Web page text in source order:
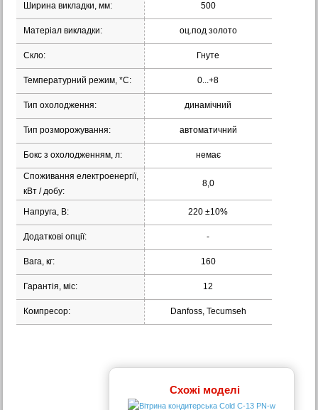
Ширина викладки, мм: 500
Матеріал викладки: оц.под золото
Скло: Гнуте
Температурний режим, *С: 0...+8
Тип охолодження: динамічний
Тип розморожування: автоматичний
Бокс з охолодженням, л: немає
Споживання електроенергії,
кВт / добу:
8,0
Напруга, В: 220 ±10%
Додаткові опції: -
Вага, кг: 160
Гарантія, міс: 12
Компресор: Danfoss, Tecumseh
Схожі моделі